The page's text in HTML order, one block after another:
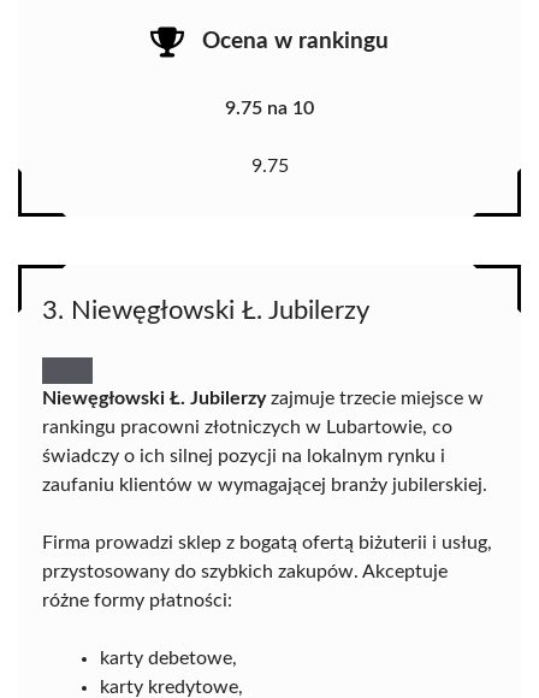
Ocena w rankingu
9.75 na 10
9.75
3. Niewęgłowski Ł. Jubilerzy
Niewęgłowski Ł. Jubilerzyzajmuje trzecie miejsce w
rankingu pracowni złotniczych w Lubartowie, co
świadczy o ich silnej pozycji na lokalnym rynku i
zaufaniu klientów w wymagającej branży jubilerskiej.
Firma prowadzi sklep z bogatą ofertą biżuterii i usług,
przystosowany do szybkich zakupów. Akceptuje
różne formy płatności:
karty debetowe,
karty kredytowe,